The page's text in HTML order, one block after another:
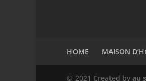
HOME MAISON
© 2021 Created by au